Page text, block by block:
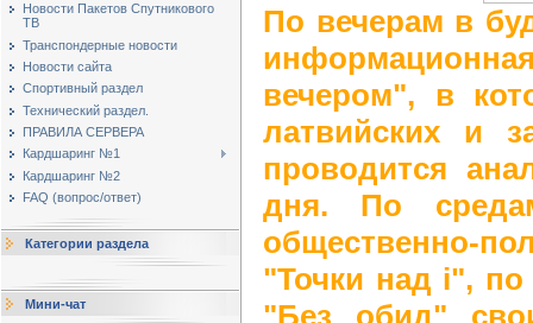
Новости Пакетов Спутникового
ТВ
Транспондерные новости
Новости сайта
Спортивный раздел
Технический раздел.
ПРАВИЛА СЕРВЕРА
Кардшаринг №1
Кардшаринг №2
FAQ (вопрос/ответ)
Категории раздела
Мини-чат
По вечерам в
вечером", в
латвийских и
проводится
дня. По
общественно-
"Точки над i", по
"Без обид"